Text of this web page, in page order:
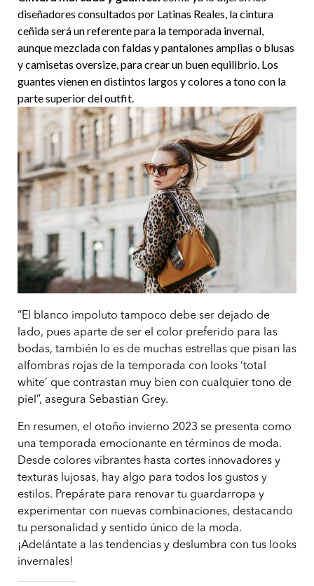
diseñadores consultados por Latinas Reales, la cintura
ceñida será un referente para la temporada invernal,
aunque mezclada con faldas y pantalones amplias o blusas
y camisetas oversize, para crear un buen equilibrio. Los
guantes vienen en distintos largos y colores a tono con la
parte superior del outfit.
“El blanco impoluto tampoco debe ser dejado de
lado, pues aparte de ser el color preferido para las
bodas, también lo es de muchas estrellas que pisan las
alfombras rojas de la temporada con looks ‘total
white’ que contrastan muy bien con cualquier tono de
piel”, asegura Sebastian Grey.
En resumen, el otoño invierno 2023 se presenta como
una temporada emocionante en términos de moda.
Desde colores vibrantes hasta cortes innovadores y
texturas lujosas, hay algo para todos los gustos y
estilos. Prepárate para renovar tu guardarropa y
experimentar con nuevas combinaciones, destacando
tu personalidad y sentido único de la moda.
¡Adelántate a las tendencias y deslumbra con tus looks
invernales!